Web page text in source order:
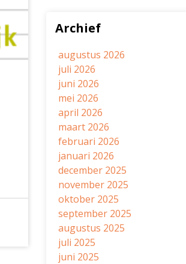
Archief
augustus 2026
juli 2026
juni 2026
mei 2026
april 2026
maart 2026
februari 2026
januari 2026
december 2025
november 2025
oktober 2025
september 2025
augustus 2025
juli 2025
juni 2025